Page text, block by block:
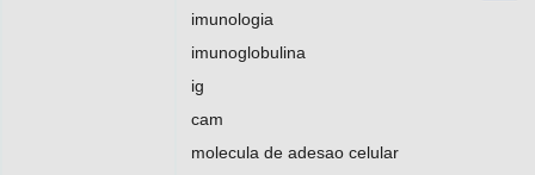
imunologia
imunoglobulina
ig
cam
molecula de adesao celular